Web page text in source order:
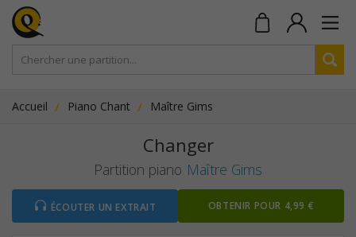
Accueil Piano Chant Maître Gims
Changer
Partition piano Maître Gims
ÉCOUTER UN EXTRAIT OBTENIR POUR 4,99 €